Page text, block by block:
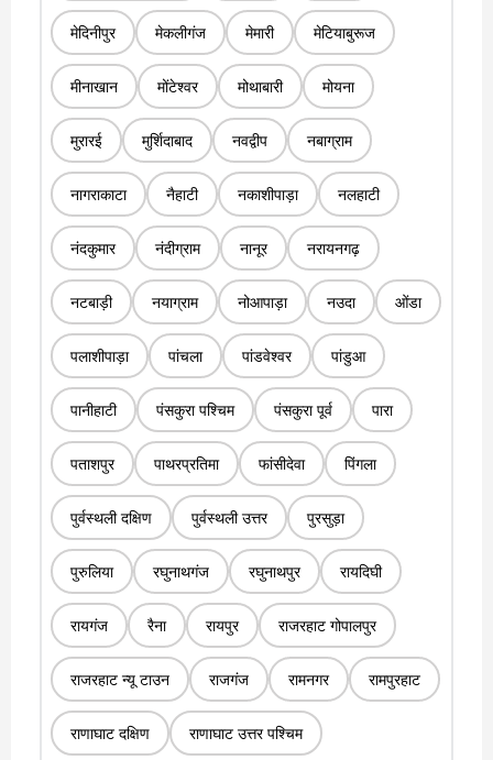
मेदिनीपुर मेकलीगंज मेमारी मेटियाबुरूज
मीनाखान मोंटेश्वर मोथाबारी मोयना
मुरारई मुर्शिदाबाद नवद्वीप नबाग्राम
नागराकाटा नैहाटी नकाशीपाड़ा नलहाटी
नंदकुमार नंदीग्राम नानूर नरायनगढ़
नटबाड़ी नयाग्राम नोआपाड़ा नउदा ओंडा
पलाशीपाड़ा पांचला पांडवेश्वर पांडुआ
पानीहाटी पंसकुरा पश्चिम पंसकुरा पूर्व पारा
पताशपुर पाथरप्रतिमा फांसीदेवा पिंगला
पुर्वस्थली दक्षिण पुर्वस्थली उत्तर पुरसुड़ा
पुरुलिया रघुनाथगंज रघुनाथपुर रायदिघी
रायगंज रैना रायपुर राजरहाट गोपालपुर
राजरहाट न्यू टाउन राजगंज रामनगर रामपुरहाट
राणाघाट दक्षिण राणाघाट उत्तर पश्चिम